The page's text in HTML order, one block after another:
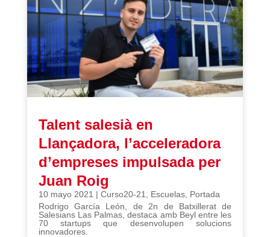
Talent salesià en
Llançadora, l’acceleradora
d’empreses impulsada per
Juan Roig
10 mayo 2021 | Curso20-21 Escuelas, Portada
Rodrigo García León, de 2n de Batxillerat de
Salesians Las Palmas, destaca amb Beyl entre les
70 startups que desenvolupen solucions
innovadores.